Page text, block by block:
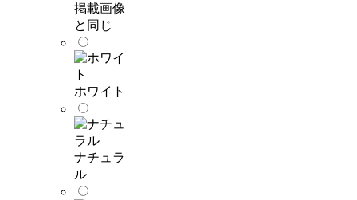
掲載画像
と同じ
ホワイト
ナチュラ
ル